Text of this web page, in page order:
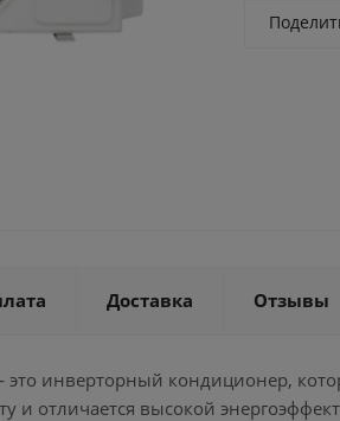
Доставка Отзывы
инверторный кондиционер,
и отличается высокой